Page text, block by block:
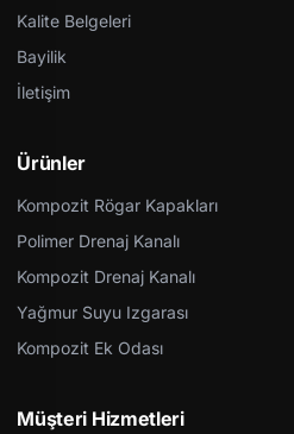
Kalite Belgeleri
Bayilik
İletişim
Ürünler
Kompozit Rögar Kapakları
Polimer Drenaj Kanalı
Kompozit Drenaj Kanalı
Yağmur Suyu Izgarası
Kompozit Ek Odası
Müşteri Hizmetleri